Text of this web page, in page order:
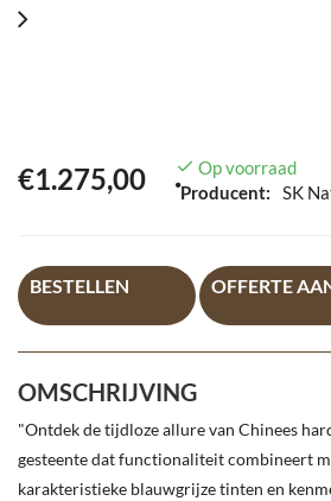
€1.275,00
Op voorraad
Producent:
SK
BESTELLEN OFFERTE
OMSCHRIJVING
"Ontdek de tijdloze allure van Chinees
gesteente dat functionaliteit combineert
karakteristieke blauwgrijze tinten en